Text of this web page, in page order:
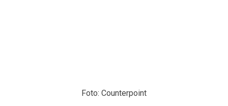
Foto: Counterpoint